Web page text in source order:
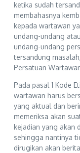
ketika sudah
membahasnya
kepada wartawan
undang-undang
undang-undang
tersandung
Persatuan
Pada pasal 1 Kode
wartawan harus
yang aktual dan
memeriksa akan
kejadian yang akan
sehingga nantinya
dirugikan akan